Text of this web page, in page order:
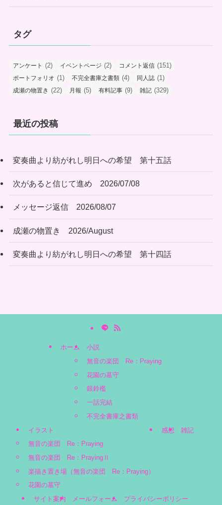
タグ
アンケート (2) イベントページ (2) コメント返信 (151)
ポートフォリオ (1) 不完全書庫之書類 (4) 同人誌 (1)
成瀬の物置き (22) 月報 (5) 有料記事 (9) 雑記 (329)
最近の投稿
変奏曲より紡がれし明日への希望 第十五話
次があると信じて進め 2026/07/08
メッセージ返信 2026/08/07
成瀬の物置き 2026/August
変奏曲より紡がれし明日への希望 第十四話
ホーム
小説
無音の楽団 Re：Praying
花園の墓守
銀鈴檻
一話完結
不完全書庫之書類
イラスト
無音の楽団 Re：Praying
無音の楽団 Re：PrayingⅡ
楽描き置き場（無音の楽団 Re：Praying）
花園の墓守
感想 雑記
サイト案内 メールフォーム プライバシーポリシー